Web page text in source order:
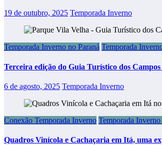
19 de outubro, 2025 Temporada Inverno
Temporada Inverno no Paraná Temporada
Terceira edição do Guia Turístico dos
6 de agosto, 2025 Temporada Inverno
Conexão Temporada Inverno Temporada
Quadros Vinícola e Cachaçaria em Itá, uma